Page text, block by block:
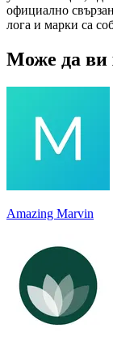
официално
лога и марки са
Може да ви
Amazing Marvin